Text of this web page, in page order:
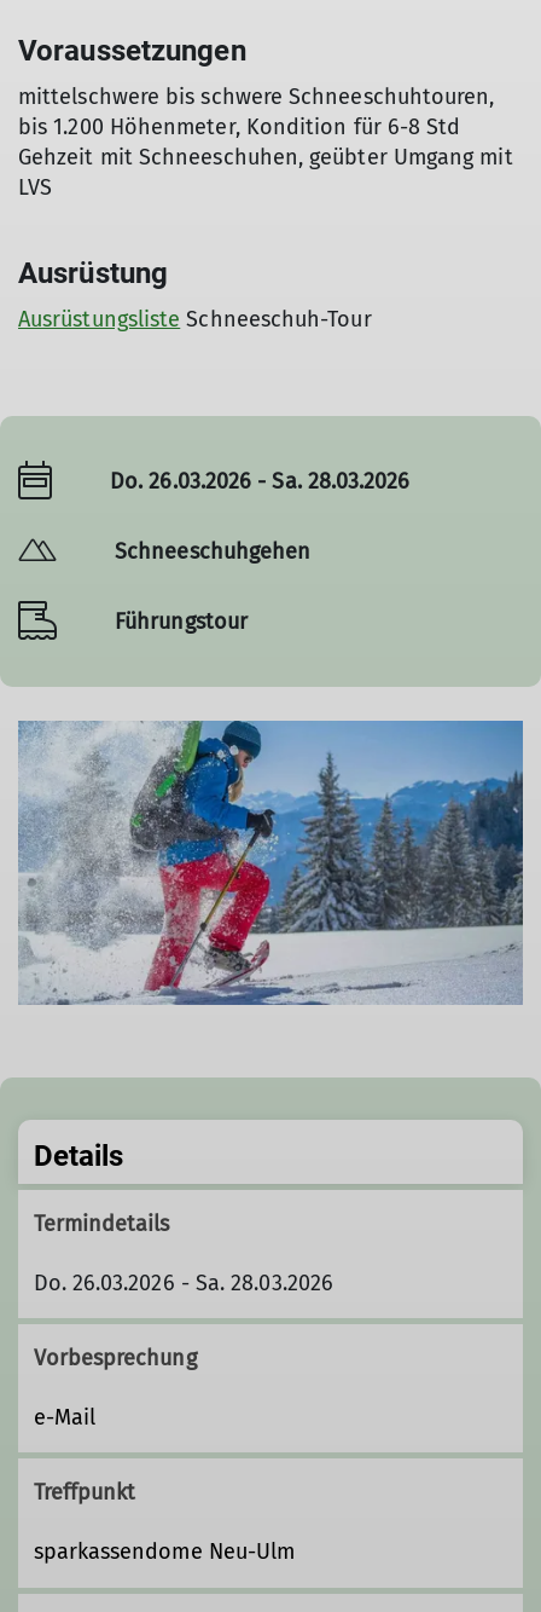
Voraussetzungen
mittelschwere bis schwere Schneeschuhtouren,
bis 1.200 Höhenmeter, Kondition für 6-8 Std
Gehzeit mit Schneeschuhen, geübter Umgang mit
LVS
Ausrüstung
Ausrüstungsliste Schneeschuh-Tour
Do. 26.03.2026 - Sa. 28.03.2026
Schneeschuhgehen
Führungstour
Details
Termindetails
Do. 26.03.2026 - Sa. 28.03.2026
Vorbesprechung
e-Mail
Treffpunkt
sparkassendome Neu-Ulm